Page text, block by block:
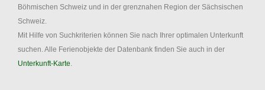
Böhmischen Schweiz und in der grenznahen Region der Sächsischen
Schweiz.
Mit Hilfe von Suchkriterien können Sie nach Ihrer optimalen Unterkunft
suchen. Alle Ferienobjekte der Datenbank finden Sie auch in der
Unterkunft-Karte.